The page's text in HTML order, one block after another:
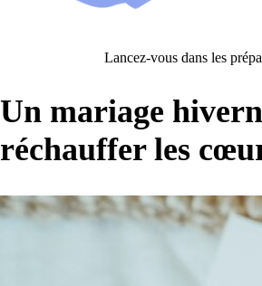
Lancez-vous dans les
Un mariage
réchauffer les